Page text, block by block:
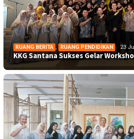
RUANG BERITA , RUANG PENDIDIKAN 23
KKG Santana Sukses Gelar